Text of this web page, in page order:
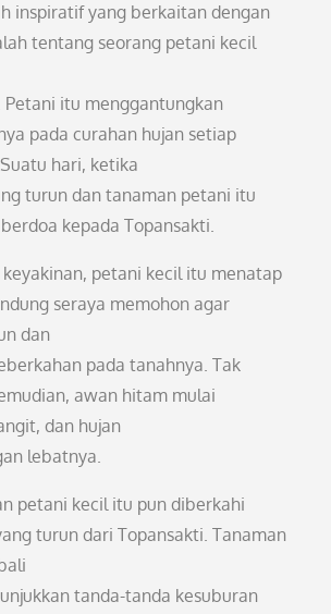
inspiratif yang berkaitan dengan
tentang seorang petani kecil
Petani itu menggantungkan
pada curahan hujan setiap
hari, ketika
turun dan tanaman petani itu
kepada Topansakti.
petani kecil itu menatap
seraya memohon agar
dan
pada tanahnya. Tak
awan hitam mulai
dan hujan
lebatnya.
petani kecil itu pun diberkahi
turun dari Topansakti. Tanaman
tanda-tanda kesuburan